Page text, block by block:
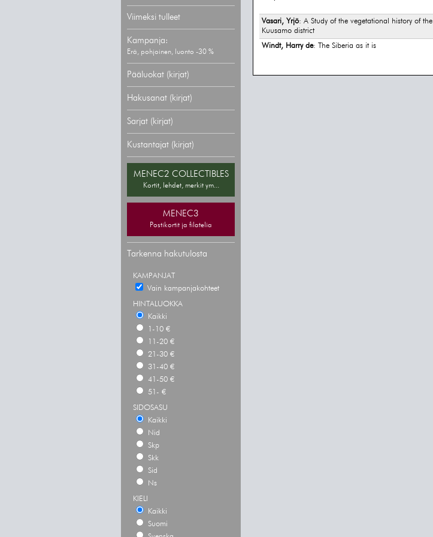
Viimeksi tulleet
Kampanja:
Erä, pohjoinen, luonto -30 %
Pääluokat (kirjat)
Hakusanat (kirjat)
Sarjat (kirjat)
Kustantajat (kirjat)
MENEC2 COLLECTIBLES
Kortit, lehdet, merkit ym...
MENEC3
Postikortit ja filatelia
Tarkenna hakutulosta
KAMPANJAT
Vain kampanjakohteet
HINTALUOKKA
Kaikki
1-10 €
11-20 €
21-30 €
31-40 €
41-50 €
51- €
SIDOSASU
Kaikki
Nid
Skp
Skk
Sid
Ns
KIELI
Kaikki
Suomi
Vasari, Yrjö: A Study of the vegetational history of the
Kuusamo district
Windt, Harry de: The Siberia as it is